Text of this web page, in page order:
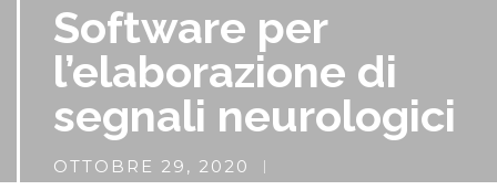
Software per
l’elaborazione di
segnali neurologici
POSTED
ON
OTTOBRE 29, 2020